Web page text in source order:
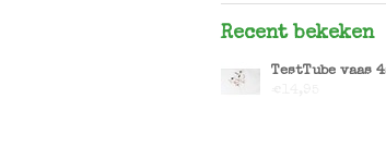
Recent bekeken
TestTube vaas